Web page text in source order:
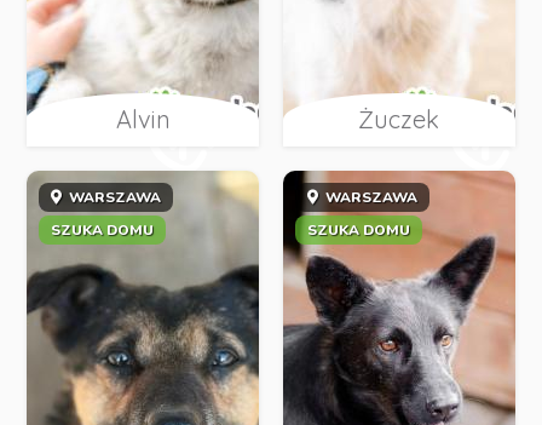
Alvin Żuczek
WARSZAWA
SZUKA DOMU
WARSZAWA
SZUKA DOMU